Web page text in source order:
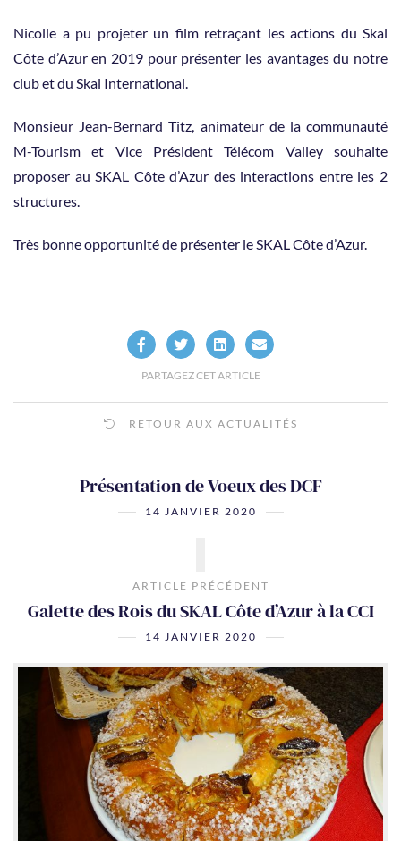
Nicolle a pu projeter un film retraçant les actions du Skal
Côte d’Azur en 2019 pour présenter les avantages du notre
club et du Skal International.
Monsieur Jean-Bernard Titz, animateur de la communauté
M-Tourism et Vice Président Télécom Valley souhaite
proposer au SKAL Côte d’Azur des interactions entre les 2
structures.
Très bonne opportunité de présenter le SKAL Côte d’Azur.
PARTAGEZ CET ARTICLE
RETOUR AUX ACTUALITÉS
Présentation de Voeux des DCF
14 JANVIER 2020
ARTICLE PRÉCÉDENT
Galette des Rois du SKAL Côte d’Azur à la CCI
14 JANVIER 2020